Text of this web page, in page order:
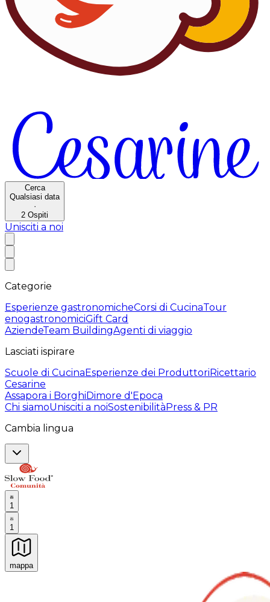
Cerca
Qualsiasi data
·
2 Ospiti
Unisciti a noi
Categorie
Esperienze gastronomicheCorsi di CucinaTour
enogastronomiciGift Card
AziendeTeam BuildingAgenti di viaggio
Lasciati ispirare
Scuole di CucinaEsperienze dei ProduttoriRicettario
Cesarine
Assapora i BorghiDimore d'Epoca
Chi siamoUnisciti a noiSostenibilitàPress & PR
Cambia lingua
1
1
mappa
Esperienze culinarie indimenticabili: Esperienze